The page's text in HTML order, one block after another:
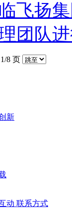
飞扬
团队
8 页
新
动 联系方式